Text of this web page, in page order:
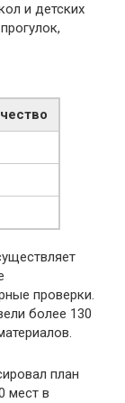
и детских
проверки.
более 130
план
мест в